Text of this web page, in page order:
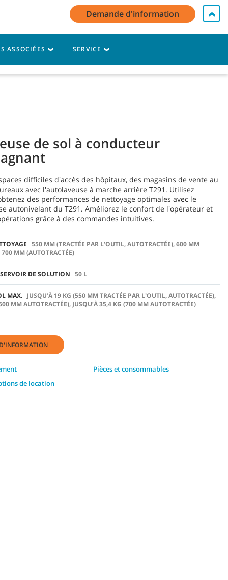
/ Inscrivez-vous Contactez-nous Français - FR
de sol à conducteur
difficiles d'accès des hôpitaux, des magasins de vente au
avec l'autolaveuse à marche arrière T291. Utilisez
des performances de nettoyage optimales avec le
autonivelant du T291. Améliorez le confort de l'opérateur et
grâce à des commandes intuitives.
550 MM (TRACTÉE PAR L'OUTIL, AUTOTRACTÉE), 600 MM
MM (AUTOTRACTÉE)
DE SOLUTION 50 L
MAX. JUSQU’À 19 KG (550 MM TRACTÉE PAR L'OUTIL, AUTOTRACTÉE),
MM AUTOTRACTÉE), JUSQU’À 35,4 KG (700 MM AUTOTRACTÉE)
de location
Pièces et consommables
Demande d'information
ASSOCIÉES SERVICE